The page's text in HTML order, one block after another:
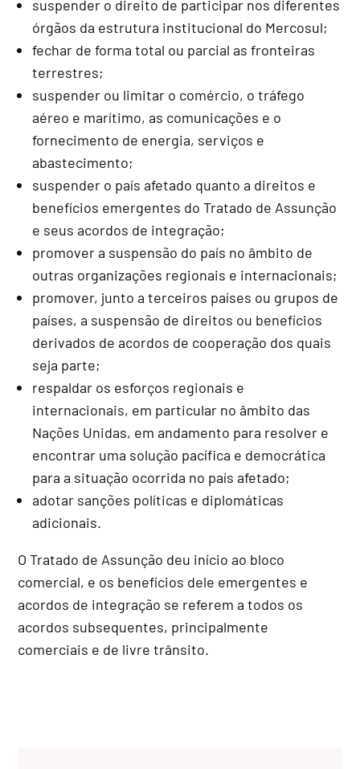
suspender o direito de participar nos diferentes
órgãos da estrutura institucional do Mercosul;
fechar de forma total ou parcial as fronteiras
terrestres;
suspender ou limitar o comércio, o tráfego
aéreo e marítimo, as comunicações e o
fornecimento de energia, serviços e
abastecimento;
suspender o país afetado quanto a direitos e
benefícios emergentes do Tratado de Assunção
e seus acordos de integração;
promover a suspensão do país no âmbito de
outras organizações regionais e internacionais;
promover, junto a terceiros países ou grupos de
países, a suspensão de direitos ou benefícios
derivados de acordos de cooperação dos quais
seja parte;
respaldar os esforços regionais e
internacionais, em particular no âmbito das
Nações Unidas, em andamento para resolver e
encontrar uma solução pacífica e democrática
para a situação ocorrida no país afetado;
adotar sanções políticas e diplomáticas
adicionais.
O Tratado de Assunção deu início ao bloco
comercial, e os benefícios dele emergentes e
acordos de integração se referem a todos os
acordos subsequentes, principalmente
comerciais e de livre trânsito.